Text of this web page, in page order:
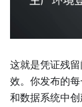
这就是凭证残
效。你发布的
和数据系统中